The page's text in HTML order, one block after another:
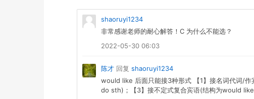
shaoruyi1234
非常感谢老师的耐心解答！C 为什么不能选？
2022-05-30 06:03
陈才 回复 shaoruyi1234
would like 后面只能接3种形式 【1】接名词代词/
do sth)；【3】接不定式复合宾语(结构为would